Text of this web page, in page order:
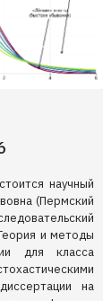
научный
(Пермский
и методы
для класса
на